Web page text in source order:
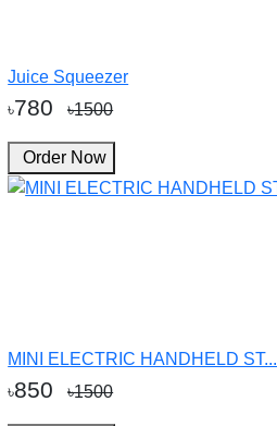
Juice Squeezer
৳780 ৳1500
Order Now
MINI ELECTRIC HANDHELD ST...
৳850 ৳1500